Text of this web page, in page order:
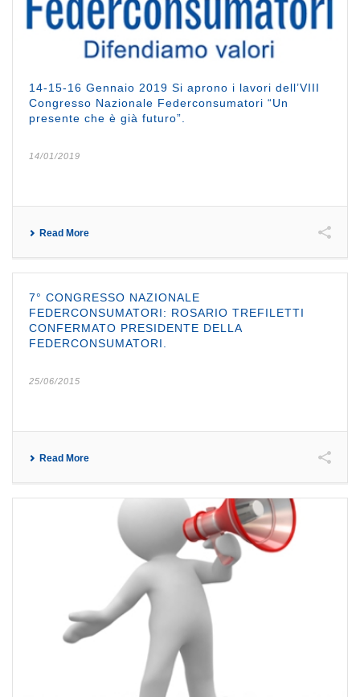
14-15-16 Gennaio 2019 Si aprono i lavori dell’VIII
Congresso Nazionale Federconsumatori “Un
presente che è già futuro”.
14/01/2019
Read More
7° CONGRESSO NAZIONALE
FEDERCONSUMATORI: ROSARIO TREFILETTI
CONFERMATO PRESIDENTE DELLA
FEDERCONSUMATORI.
25/06/2015
Read More